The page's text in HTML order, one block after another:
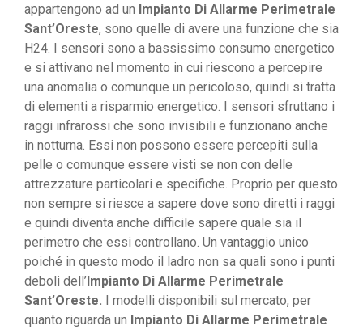
appartengono ad un Impianto Di Allarme Perimetrale
Sant’Oreste, sono quelle di avere una funzione che sia
H24. I sensori sono a bassissimo consumo energetico
e si attivano nel momento in cui riescono a percepire
una anomalia o comunque un pericoloso, quindi si tratta
di elementi a risparmio energetico. I sensori sfruttano i
raggi infrarossi che sono invisibili e funzionano anche
in notturna. Essi non possono essere percepiti sulla
pelle o comunque essere visti se non con delle
attrezzature particolari e specifiche. Proprio per questo
non sempre si riesce a sapere dove sono diretti i raggi
e quindi diventa anche difficile sapere quale sia il
perimetro che essi controllano. Un vantaggio unico
poiché in questo modo il ladro non sa quali sono i punti
deboli dell’Impianto Di Allarme Perimetrale
Sant’Oreste. I modelli disponibili sul mercato, per
quanto riguarda un Impianto Di Allarme Perimetrale